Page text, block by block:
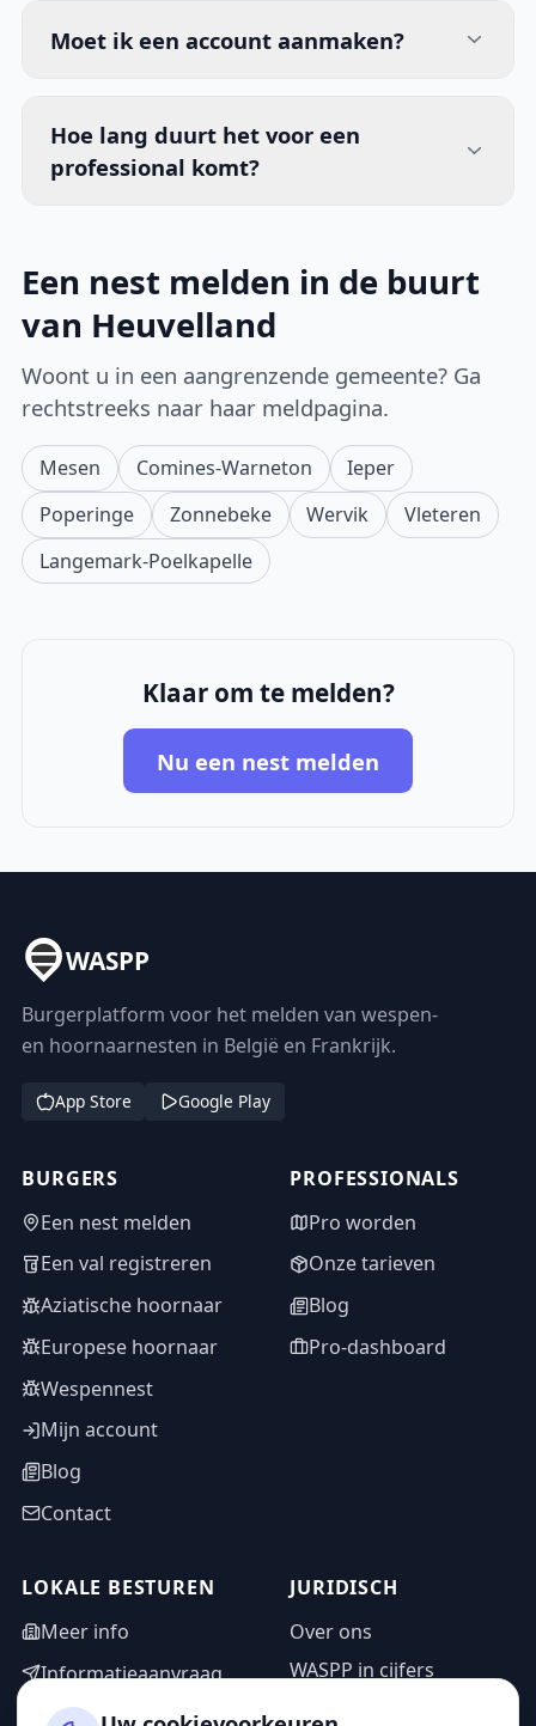
Moet ik een account aanmaken?
Hoe lang duurt het voor een
professional komt?
Een nest melden in de buurt
van Heuvelland
Woont u in een aangrenzende gemeente? Ga
rechtstreeks naar haar meldpagina.
Mesen Comines-Warneton
Ieper
Poperinge
Zonnebeke Wervik
Vleteren
Langemark-Poelkapelle
Klaar om te melden?
Nu een nest melden
WASPP
Burgerplatform voor het melden van wespen-
en hoornaarnesten in België en Frankrijk.
App Store Google Play
BURGERS
Een nest melden
Een val registreren
Aziatische hoornaar
Europese hoornaar
Wespennest
Mijn account
Blog
Contact
PROFESSIONALS
Pro worden
Onze tarieven
Blog
Pro-dashboard
LOKALE BESTUREN
Meer info
Informatieaanvraag
Adminzone
JURIDISCH
Over ons
WASPP in cijfers